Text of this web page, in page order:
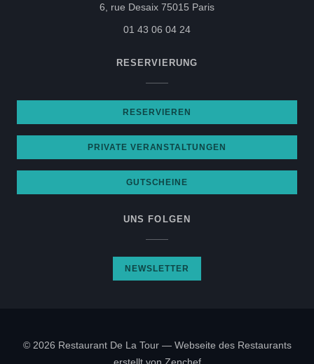
6, rue Desaix 75015 Paris((öffnet ein neues
01 43 06 04 24
RESERVIERUNG
RESERVIEREN
PRIVATE VERANSTALTUNGEN
GUTSCHEINE
UNS FOLGEN
NEWSLETTER
© 2026 Restaurant De La Tour — Webseite des Restaurants
((öffnet ein neues